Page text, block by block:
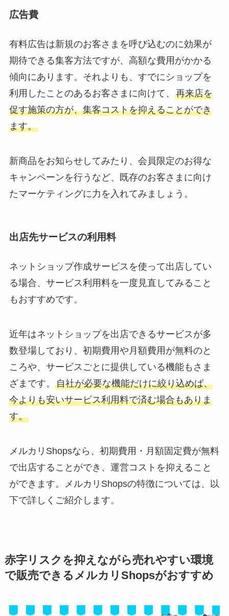
広告費
有料広告は新規のお客さまを呼び込むのに効果が
期待できる集客方法ですが、高額な費用がかかる
傾向にあります。それよりも、すでにショップを
利用したことのあるお客さまに向けて、 再来店を
促す施策の方が、集客コストを抑えることができ
ます。
新商品をお知らせしてみたり、会員限定のお得な
キャンペーンを行うなど、既存のお客さまに向け
たマーケティングに力を入れてみましょう。
出店先サービスの利用料
ネットショップ作成サービスを使って出店してい
る場合、サービス利用料を一度見直してみること
もおすすめです。
近年はネットショップを出店できるサービスが多
数登場しており、初期費用や月額費用が無料のと
ころや、サービスごとに提供している機能もさま
ざまです。 自社が必要な機能だけに絞り込めば、
今よりも安いサービス利用料で済む場合もありま
す。
メルカリShopsなら、初期費用・月額固定費が無料
で出店することができ、運営コストを抑えること
ができます。メルカリShopsの特徴については、以
下で詳しくご紹介します。
赤字リスクを抑えながら売れやすい環境
で販売できるメルカリShopsがおすすめ